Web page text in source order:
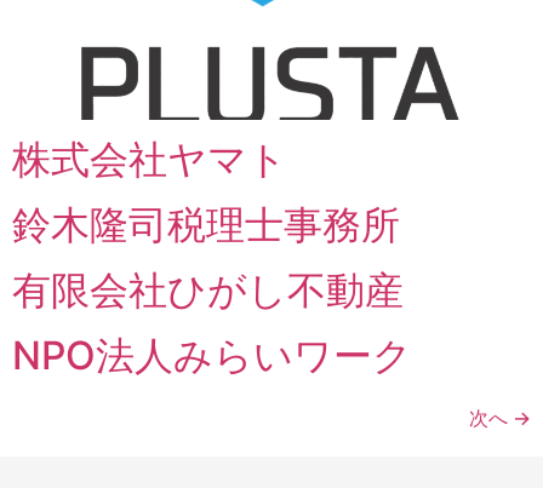
株式会社ヤマト
鈴木隆司税理士事務所
有限会社ひがし不動産
NPO法人みらいワーク
次へ →